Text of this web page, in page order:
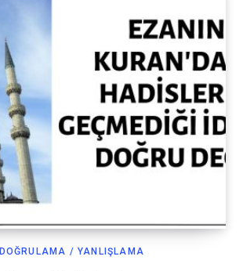
DOĞRULAMA / YANLIŞLAMA